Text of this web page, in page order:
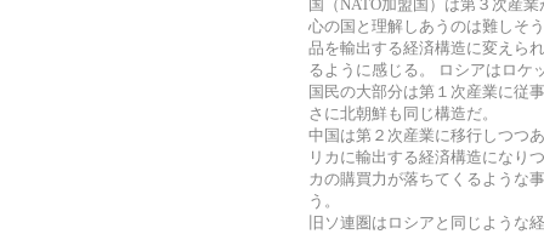
国（NATO加盟国）は第３次産
心の国と理解しあうのは難しそ
品を輸出する経済構造に変えら
るように感じる。 ロシアはロケ
国民の大部分は第１次産業に従
さに北朝鮮も同じ構造だ。
中国は第２次産業に移行しつつ
リカに輸出する経済構造になり
カの購買力が落ちてくるような
う。
旧ソ連圏はロシアと同じような